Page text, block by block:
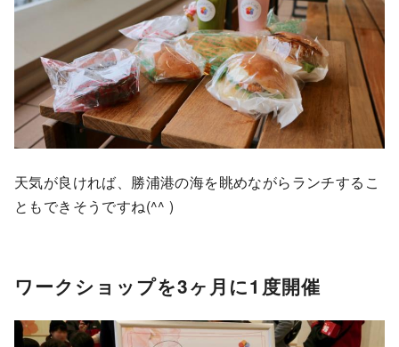
天気が良ければ、勝浦港の海を眺めながらランチするこ
ともできそうですね(^^ )
ワークショップを3ヶ月に1度開催